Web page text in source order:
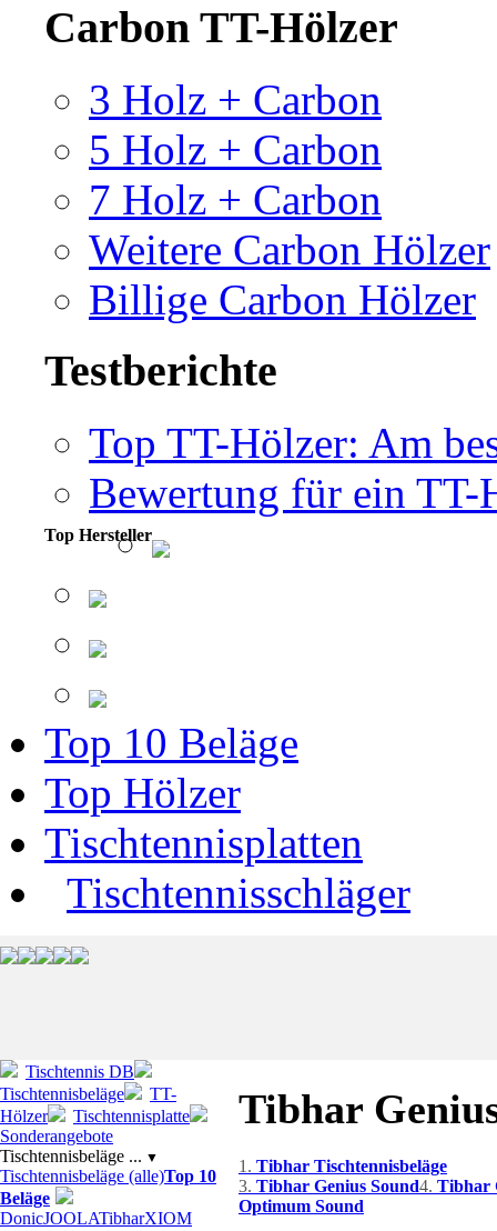
Carbon TT-Hölzer
3 Holz + Carbon
5 Holz + Carbon
7 Holz + Carbon
Weitere Carbon Hölzer
Billige Carbon Hölzer
Testberichte
Top TT-Hölzer: Am
Bewertung für ein TT-
Top Hersteller
Top 10 Beläge
Top Hölzer
Tischtennisplatten
Tischtennisschläger
Tischtennis DB
Tischtennisbeläge
TT-
Hölzer
Tischtennisplatte
Sonderangebote
Tischtennisbeläge ... ▼
Tischtennisbeläge (alle)Top 10
Beläge
DonicJOOLATibharXIOM
Tibhar
1. Tibhar Tischtennisbeläge
3. Tibhar Genius Sound4. Tibhar
Optimum Sound